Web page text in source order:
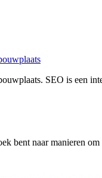
SEO is een
bent naar manieren